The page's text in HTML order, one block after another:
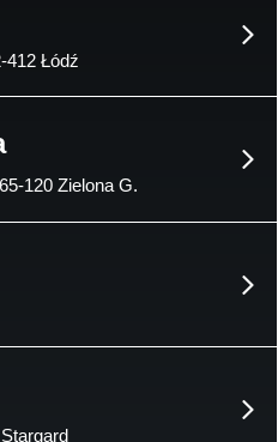
412 Łódź
120 Zielona G.